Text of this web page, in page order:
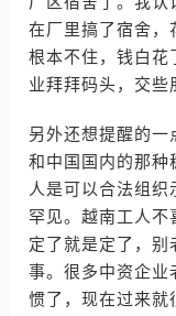
在厂里搞了宿舍，
根本不住，钱白花
业拜拜码头，交些
另外还想提醒的一
和中国国内的那种
人是可以合法组
罕见。越南工人不
定了就是定了，别
事。很多中资企业
惯了，现在过来就